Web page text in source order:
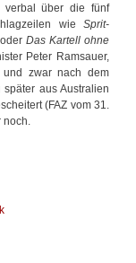
verbal über die fünf
wie Sprit-
Das Kartell ohne
Peter Ramsauer,
und zwar nach dem
aus Australien
(FAZ vom 31.
noch.